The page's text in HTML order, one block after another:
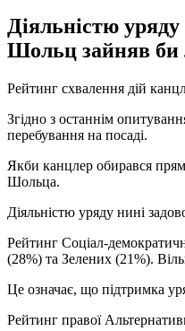
Діяльністю
Шольц зайняв би
Рейтинг схвалення дій
Згідно з останнім
перебування на посаді.
Якби канцлер обирався
Шольца.
Діяльністю уряду нині
Рейтинг Соціал-
(28%) та Зелених (21%).
Це означає, що підтримка
Рейтинг правої